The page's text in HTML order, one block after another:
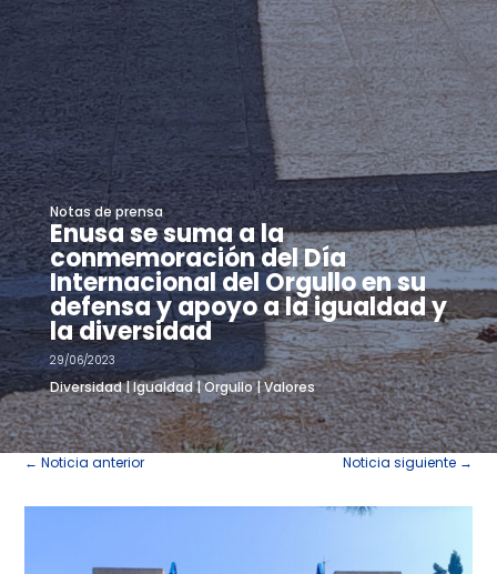
Notas de prensa
Enusa se suma a la
conmemoración del Día
Internacional del Orgullo en su
defensa y apoyo a la igualdad y
la diversidad
29/06/2023
Diversidad|Igualdad|Orgullo|Valores
←Noticia anterior Noticia siguiente→